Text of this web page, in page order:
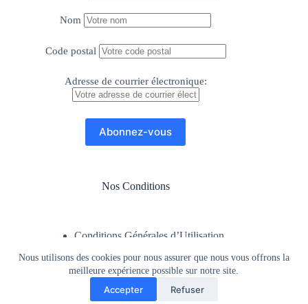
Nous utilisons des cookies pour nous assurer que nous vous offrons la
meilleure expérience possible sur notre site.
Accepter Refuser
Nom
Code postal
Adresse de courrier électronique:
Nos Conditions
Conditions Générales d’Utilisation
Politique de Confidentialité
Siret : 92752030400019
Licence d'entrepreneur du spectacle n°3-L-D-24-5861